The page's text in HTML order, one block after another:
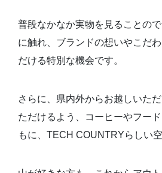
普段なかなか実物を見ることの
に触れ、ブランドの想いやこだ
だける特別な機会です。
さらに、県内外からお越しいた
ただけるよう、コーヒーやフー
もに、TECH COUNTRYらしい